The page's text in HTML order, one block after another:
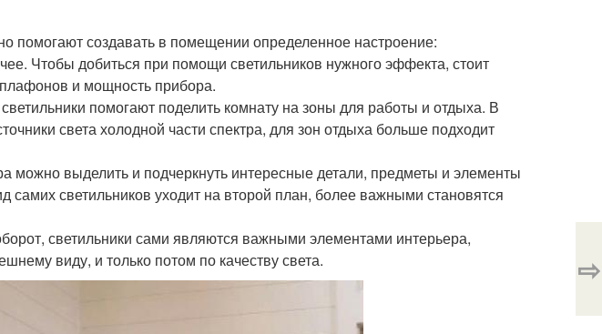
помогают создавать в помещении определенное настроение:
Чтобы добиться при помощи светильников нужного эффекта, стоит
и мощность прибора.
помогают поделить комнату на зоны для работы и отдыха. В
света холодной части спектра, для зон отдыха больше подходит
можно выделить и подчеркнуть интересные детали, предметы и элементы
самих светильников уходит на второй план, более важными становятся
светильники сами являются важными элементами интерьера,
виду, и только потом по качеству света.
⇨